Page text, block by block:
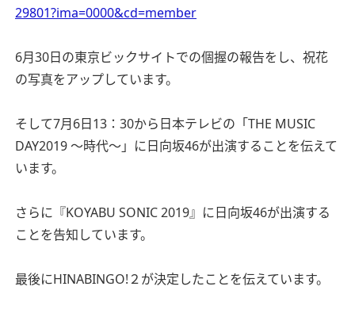
29801?ima=0000&cd=member
6月30日の東京ビックサイトでの個握の報告をし、祝花
の写真をアップしています。
そして7月6日13：30から日本テレビの「THE MUSIC
DAY2019 ～時代～」に日向坂46が出演することを伝えて
います。
さらに『KOYABU SONIC 2019』に日向坂46が出演する
ことを告知しています。
最後にHINABINGO!２が決定したことを伝えています。